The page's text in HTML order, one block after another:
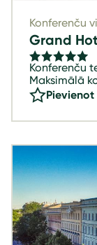
Konferenču
Grand
Konferenču
Maksimālā